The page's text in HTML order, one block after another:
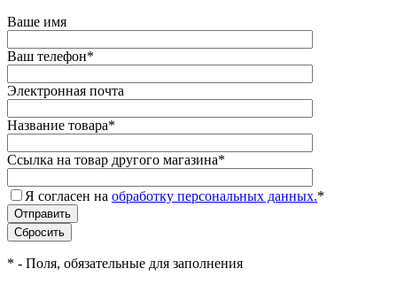
Ваше имя
Ваш телефон*
Электронная почта
Название товара*
Ссылка на товар другого магазина*
Я согласен на обработку персональных данных.*
* - Поля, обязательные для заполнения